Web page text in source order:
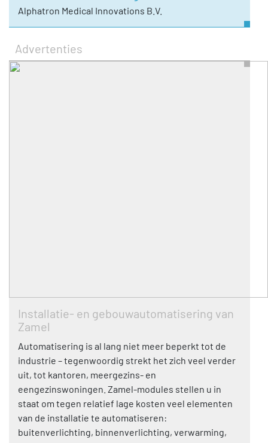
Alphatron Medical Innovations B.V.
Advertenties
Installatie- en gebouwautomatisering van
Zamel
Automatisering is al lang niet meer beperkt tot de
industrie – tegenwoordig strekt het zich veel verder
uit, tot kantoren, meergezins- en
eengezinswoningen. Zamel-modules stellen u in
staat om tegen relatief lage kosten veel elementen
van de installatie te automatiseren:
buitenverlichting, binnenverlichting, verwarming,